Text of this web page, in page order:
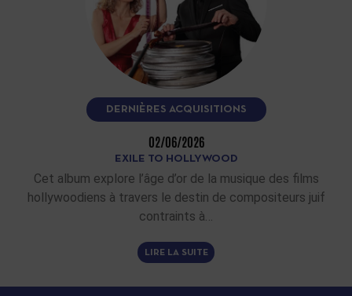
DERNIÈRES ACQUISITIONS
02/06/2026
EXILE TO HOLLYWOOD
Cet album explore l’âge d’or de la musique des films
hollywoodiens à travers le destin de compositeurs juif
contraints à…
LIRE LA SUITE